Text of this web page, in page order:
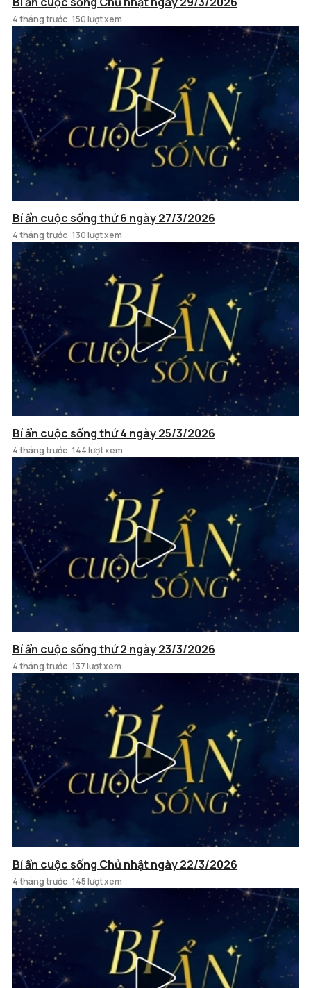
4 tháng trước 150 lượt xem
Bí ẩn cuộc sống thứ 6 ngày 27/3/2026
4 tháng trước 130 lượt xem
Bí ẩn cuộc sống thứ 4 ngày 25/3/2026
4 tháng trước 144 lượt xem
Bí ẩn cuộc sống thứ 2 ngày 23/3/2026
4 tháng trước 137 lượt xem
Bí ẩn cuộc sống Chủ nhật ngày 22/3/2026
4 tháng trước 145 lượt xem